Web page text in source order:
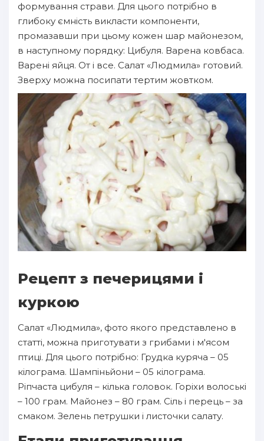
формування страви. Для цього потрібно в
глибоку ємність викласти компоненти,
промазавши при цьому кожен шар майонезом,
в наступному порядку: Цибуля. Варена ковбаса.
Варені яйця. От і все. Салат «Людмила» готовий.
Зверху можна посипати тертим жовтком.
Рецепт з печерицями і
куркою
Салат «Людмила», фото якого представлено в
статті, можна приготувати з грибами і м'ясом
птиці. Для цього потрібно: Грудка куряча – 05
кілограма. Шампіньйони – 05 кілограма.
Ріпчаста цибуля – кілька головок. Горіхи волоські
– 100 грам. Майонез – 80 грам. Сіль і перець – за
смаком. Зелень петрушки і листочки салату.